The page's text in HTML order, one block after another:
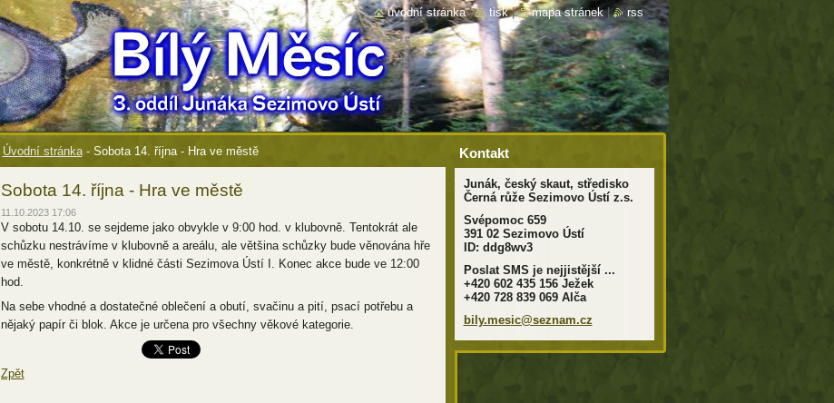
Úvodní stránka - Sobota 14. října - Hra ve městě
Sobota 14. října - Hra ve městě
11.10.2023 17:06
V sobotu 14.10. se sejdeme jako obvykle v 9:00 hod. v klubovně. Tentokrát ale
schůzku nestrávíme v klubovně a areálu, ale většina schůzky bude věnována hře
ve městě, konkrétně v klidné části Sezimova Ústí I. Konec akce bude ve 12:00
hod.
Na sebe vhodné a dostatečné oblečení a obutí, svačinu a pití, psací potřebu a
nějaký papír či blok. Akce je určena pro všechny věkové kategorie.
Zpět
Kontakt
Junák, český skaut, středisko
Černá růže Sezimovo Ústí z.s.
Svépomoc 659
391 02 Sezimovo Ústí
ID: ddg8wv3
Poslat SMS je nejjistější ...
+420 602 435 156 Ježek
+420 728 839 069 Alča
bily.mesic@seznam.cz
úvodní stránka | tisk | mapa stránek | rss